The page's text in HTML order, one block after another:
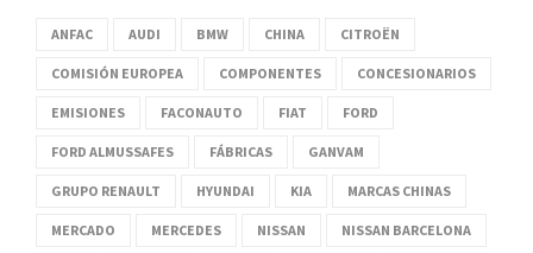
ANFAC AUDI BMW CHINA CITROËN
COMISIÓN EUROPEA COMPONENTES CONCESIONARIOS
EMISIONES FACONAUTO FIAT FORD
FORD ALMUSSAFES FÁBRICAS GANVAM
GRUPO RENAULT HYUNDAI KIA MARCAS CHINAS
MERCADO MERCEDES NISSAN NISSAN BARCELONA